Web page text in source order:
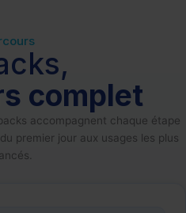
complet
accompagnent chaque étape
premier jour aux usages les plus